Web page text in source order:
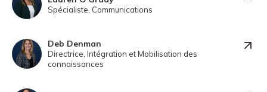
Spécialiste, Communications
Deb Denman
Directrice, Intégration et Mobilisation des
connaissances